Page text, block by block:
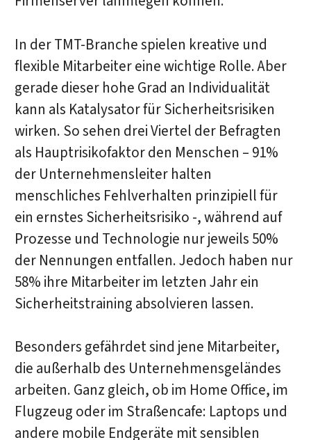
In der TMT-Branche spielen kreative und
flexible Mitarbeiter eine wichtige Rolle. Aber
gerade dieser hohe Grad an Individualität
kann als Katalysator für Sicherheitsrisiken
wirken. So sehen drei Viertel der Befragten
als Hauptrisikofaktor den Menschen – 91%
der Unternehmensleiter halten
menschliches Fehlverhalten prinzipiell für
ein ernstes Sicherheitsrisiko -, während auf
Prozesse und Technologie nur jeweils 50%
der Nennungen entfallen. Jedoch haben nur
58% ihre Mitarbeiter im letzten Jahr ein
Sicherheitstraining absolvieren lassen.
Besonders gefährdet sind jene Mitarbeiter,
die außerhalb des Unternehmensgeländes
arbeiten. Ganz gleich, ob im Home Office, im
Flugzeug oder im Straßencafe: Laptops und
andere mobile Endgeräte mit sensiblen